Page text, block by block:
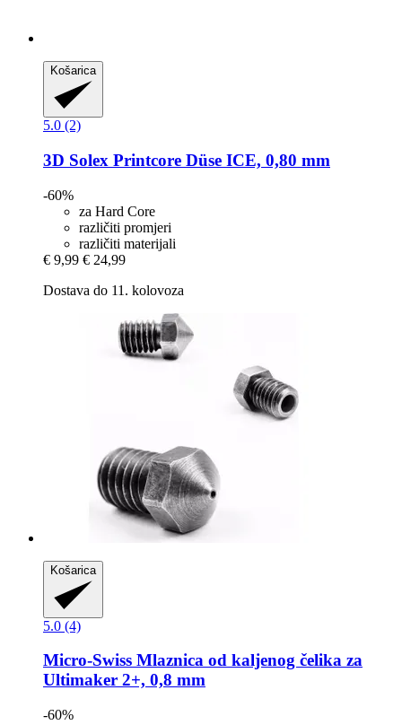
Košarica
5.0 (2)
3D Solex Printcore Düse ICE, 0,80 mm
-60%
za Hard Core
različiti promjeri
različiti materijali
€ 9,99 € 24,99
Dostava do 11. kolovoza
Košarica
5.0 (4)
Micro-Swiss Mlaznica od kaljenog čelika za
Ultimaker 2+, 0,8 mm
-60%